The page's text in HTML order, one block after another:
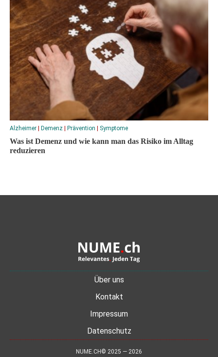
Alzheimer | Demenz | Prävention | Symptome
Was ist Demenz und wie kann man das Risiko im Alltag
reduzieren
Über uns
Kontakt
Impressum
Datenschutz
NUME.CH© 2025 — 2026